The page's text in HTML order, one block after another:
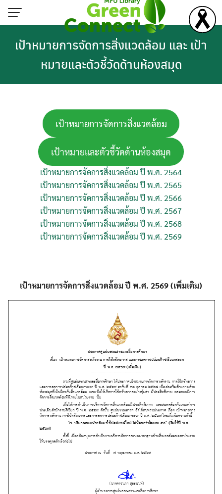
Skip
เป้าหมายการจัดการสิ่งแวดล้อม และ เป้า
หมายและตัวชี้วัดด้านห้องสมุด
เป้าหมายการจัดการสิ่งแวดล้อม
เป้าหมายและตัวชี้วัดด้านห้องสมุด
เป้าหมายการจัดการสิ่งแวดล้อม ปี พ.ศ. 2564
เป้าหมายการจัดการสิ่งแวดล้อม ปี พ.ศ. 2565
เป้าหมายการจัดการสิ่งแวดล้อม ปี พ.ศ. 2566
เป้าหมายการจัดการสิ่งแวดล้อม ปี พ.ศ. 2567
เป้าหมายการจัดการสิ่งแวดล้อม ปี พ.ศ. 2568
เป้าหมายการจัดการสิ่งแวดล้อม ปี พ.ศ. 2569
เป้าหมายการจัดการสิ่งแวดล้อม ปี พ.ศ. 2569 (เพิ่มเติม)